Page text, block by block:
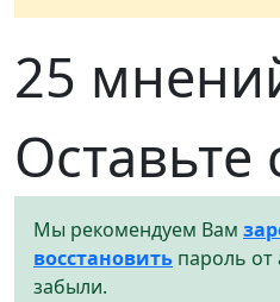
25
Оставьте
Мы рекомендуем Вам
восстановить пароль от
забыли.